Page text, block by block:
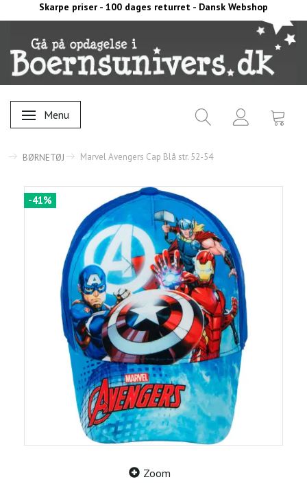
Skarpe priser - 100 dages returret - Dansk Webshop
Skifte navigation
Menu
BØRNETØJ Marvel Avengers Cap Blå str. 52-54
-41%
Zoom